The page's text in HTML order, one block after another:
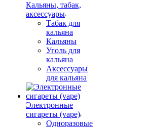
Кальяны, табак,
аксессуары
Табак для
кальяна
Кальяны
Уголь для
кальяна
Аксессуары
для кальяна
Электронные
сигареты (vape)
Одноразовые